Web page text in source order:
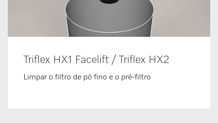
Triflex HX1 Facelift / Triflex HX2
Limpar o filtro de pó fino e o pré-filtro